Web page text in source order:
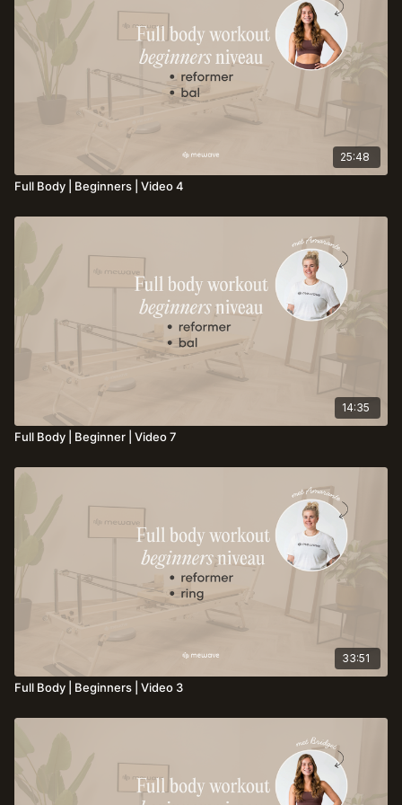
een veilige en effectieve manier aan kracht, houding
en flexibiliteit wil werken.
25:48
Full Body | Beginners | Video 4
14:35
Full Body | Beginner | Video 7
33:51
Full Body | Beginners | Video 3